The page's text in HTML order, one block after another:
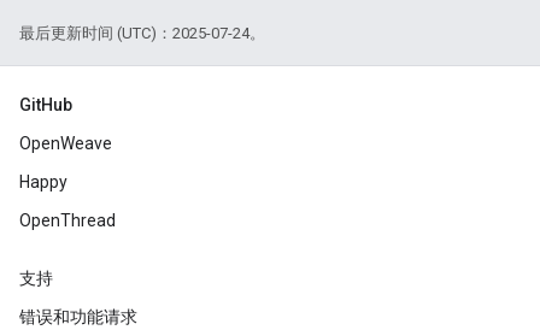
最后更新时间 (UTC)：2025-07-24。
GitHub
OpenWeave
Happy
OpenThread
支持
错误和功能请求